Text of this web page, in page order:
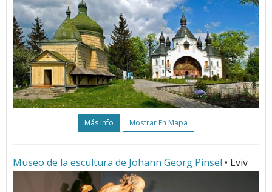
Más Info Mostrar En Mapa
Museo de la escultura de Johann Georg Pinsel • Lviv